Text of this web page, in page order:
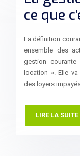
ce que
La définition
ensemble des
gestion
location ». Elle
des loyers
LIRE LA SUITE